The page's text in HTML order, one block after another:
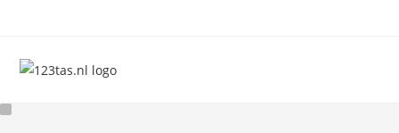
inhoud